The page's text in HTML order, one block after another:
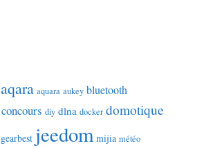
aqara aquara aukey bluetooth
concours diy dlna docker domotique
gearbest jeedom mijia météo